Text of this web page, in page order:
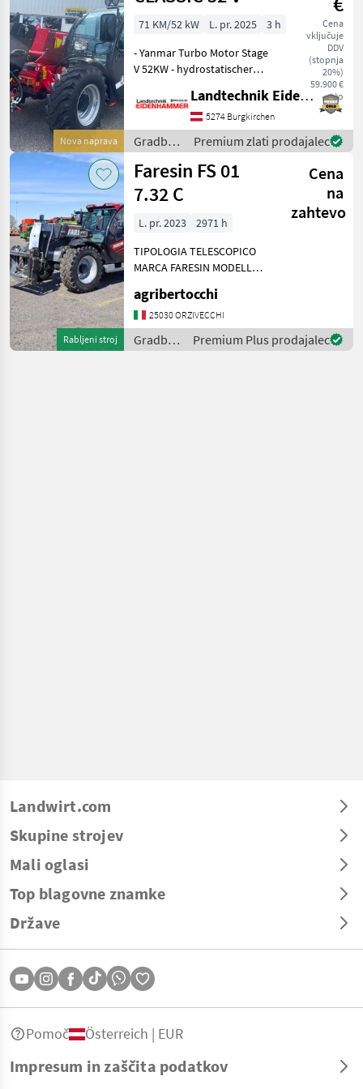
Nova naprava
Cena
vključuje
DDV
(stopnja
20%)
59.900 €
neto
71 KM/52 kW L. pr. 2025
3 h
- Yanmar Turbo Motor Stage
V 52KW - hydrostatischer
Queen Kab Komfortkabine
mit Heizung und Lüftung -
Euroaufnahme -
Radiovorbereitung - Lu
Landtechnik Eidenhammer GmbH
5274 Burgkirchen
Gradbeni
stroji /
Faresin
Premium zlati prodajalec
Rabljeni stroj
Faresin FS 01
7.32 C
Cena
na
zahtevo
L. pr. 2023
2971 h
TIPOLOGIA TELESCOPICO
MARCA FARESIN MODELLO
POTENZA 115 CV
TRASMISSIONE
IDROSTATICA ANNO 2023
ORE LAVORATE 2.971
agribertocchi
25030 ORZIVECCHI
Gradbeni
stroji /
Premium Plus prodajalec
Landwirt.com
Skupine strojev
Mali oglasi
Top blagovne znamke
Države
Impresum in zaščita podatkov
Pomoč Österreich | EUR